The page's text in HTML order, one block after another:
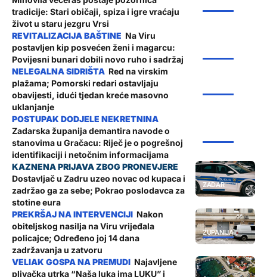
tradicije: Stari običaji, spiza i igre vraćaju
život u staru jezgru Vrsi
Na Viru
postavljen kip posvećen ženi i magarcu:
Povijesni bunari dobili novo ruho i sadržaj
Red na virskim
plažama; Pomorski redari ostavljaju
obavijesti, idući tjedan kreće masovno
uklanjanje
Zadarska županija demantira navode o
stanovima u Gračacu: Riječ je o pogrešnoj
identifikaciji i netočnim informacijama
ZADAR
Dostavljač u Zadru uzeo novac od kupaca i
zadržao ga za sebe; Pokrao poslodavca za
stotine eura
ŽUPANIJA
Nakon
obiteljskog nasilja na Viru vrijeđala
policajce; Određeno joj 14 dana
zadržavanja u zatvoru
Najavljene
plivačka utrka “Naša luka ima LUKU” i